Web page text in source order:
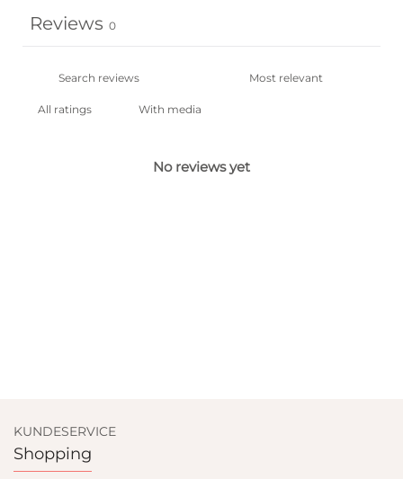
Reviews 0
With media
No reviews yet
KUNDESERVICE
Shopping